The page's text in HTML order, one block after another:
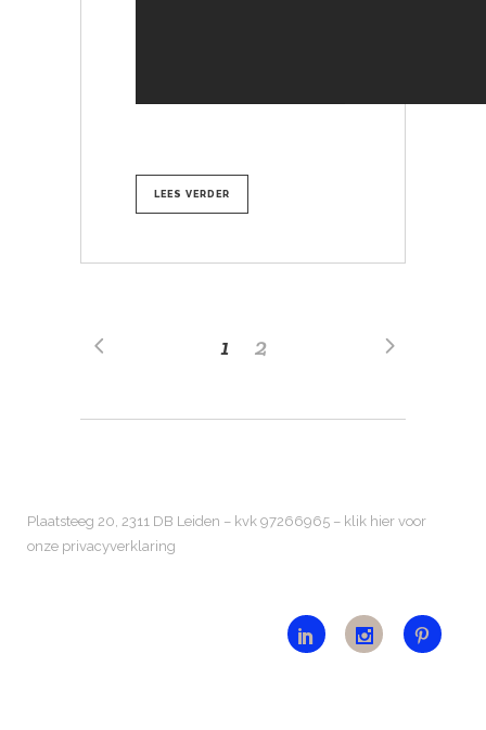
LEES VERDER
1 2
Plaatsteeg 20, 2311 DB Leiden – kvk 97266965 – klik hier voor
onze privacyverklaring